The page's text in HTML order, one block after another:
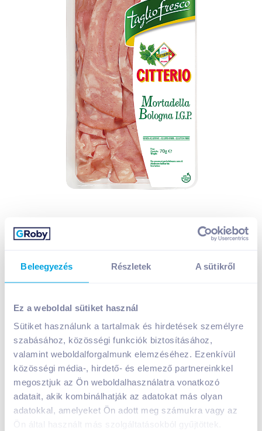
Beleegyezés Részletek A sütikről
Ez a weboldal sütiket használ
Sütiket használunk a tartalmak és hirdetések személyre
szabásához, közösségi funkciók biztosításához,
valamint weboldalforgalmunk elemzéséhez. Ezenkívül
közösségi média-, hirdető- és elemező partnereinkkel
megosztjuk az Ön weboldalhasználatra vonatkozó
adatait, akik kombinálhatják az adatokat más olyan
adatokkal, amelyeket Ön adott meg számukra vagy az
Citterio Mortadella 70 g
A termék jelenleg nem elérhető
Bevásárlólistához adom Értesíts, ha olcsóbb!